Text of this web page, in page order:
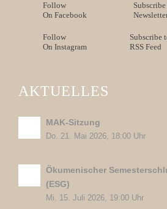
Follow
On Facebook
Follow
On Instagram
Subscribe
RSS Feed
AKTUELLES
MAK-Sitzung
Do. 21. Mai 2026, 18:00 Uhr
Ökumenischer
(ESG)
Mi. 15. Juli 2026, 19:00 Uhr